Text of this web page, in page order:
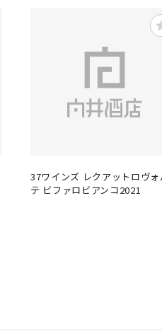
37ワインズ レクアットロヴォ
テ ビファロビアンコ2021